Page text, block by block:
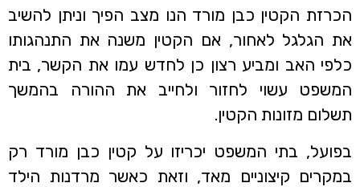
הכרזת הקטין כבן מורד הנו מצב הפיך וניתן להשיב
את הגלגל לאחור, אם הקטין משנה את התנהגותו
כלפי האב ומביע רצון כן לחדש עמו את הקשר, בית
המשפט עשוי לחזור ולחייב את ההורה בהמשך
תשלום מזונות הקטין.
בפועל, בתי המשפט יכריזו על קטין כבן מורד רק
במקרים קיצוניים מאד, וזאת כאשר מרדנות הילד